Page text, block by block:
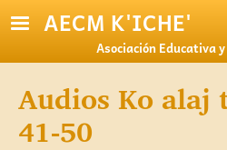
Pasar al contenido principal
AECM K'ICHE'
Asociación Educativa
Audios Ko alaj
41-50